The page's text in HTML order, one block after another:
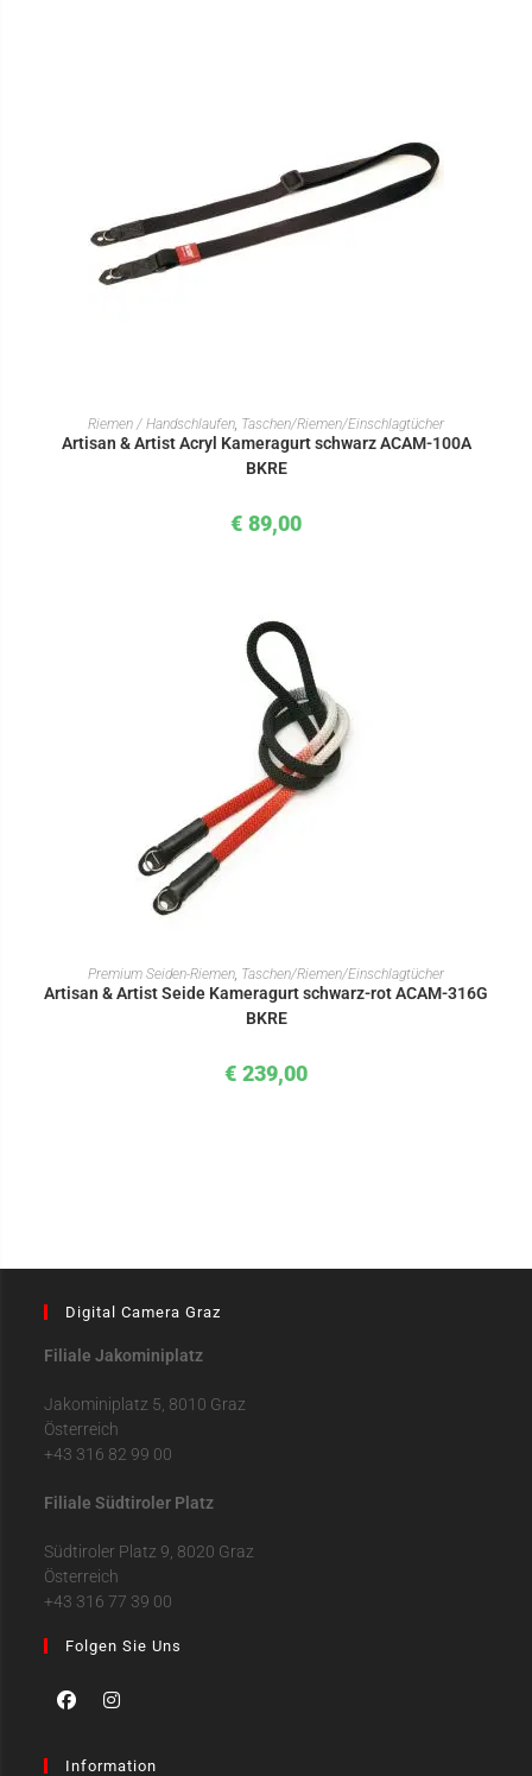
IN DEN WARENKORB
Riemen / Handschlaufen, Taschen/Riemen/Einschlagtücher
Artisan & Artist Acryl Kameragurt schwarz ACAM-100A
BKRE
€ 89,00
IN DEN WARENKORB
Premium Seiden-Riemen, Taschen/Riemen/Einschlagtücher
Artisan & Artist Seide Kameragurt schwarz-rot ACAM-316G
BKRE
€ 239,00
Digital Camera Graz
Filiale Jakominiplatz
Jakominiplatz 5, 8010 Graz
Österreich
+43 316 82 99 00
Filiale Südtiroler Platz
Südtiroler Platz 9, 8020 Graz
Österreich
+43 316 77 39 00
Folgen Sie Uns
Information